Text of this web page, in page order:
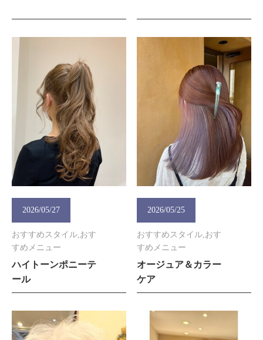
2026/05/27
おすすめスタイル,おす
すめメニュー
ハイトーンポニーテ
ール
2026/05/25
おすすめスタイル,おす
すめメニュー
オージュア＆カラー
ケア